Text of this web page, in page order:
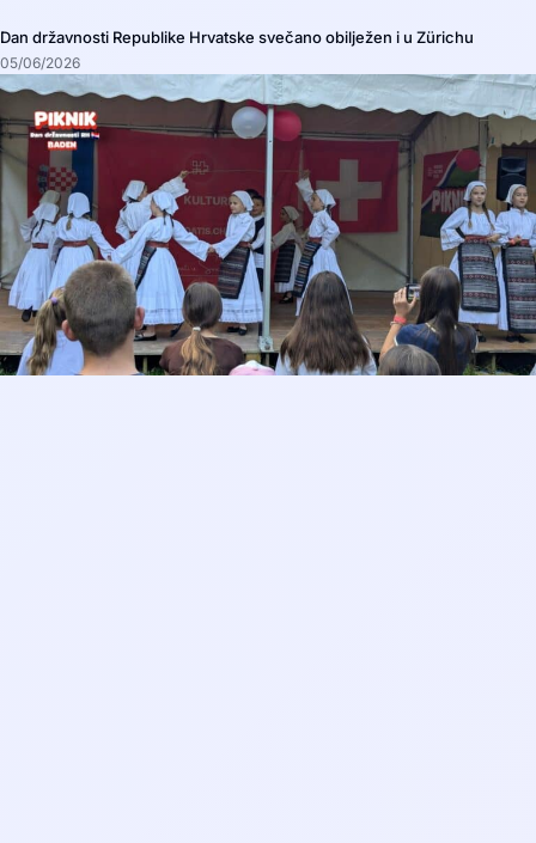
Dan državnosti Republike Hrvatske svečano obilježen i u Zürichu
05/06/2026